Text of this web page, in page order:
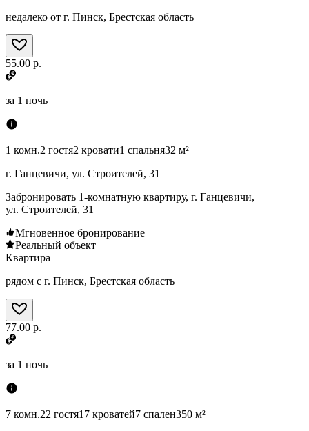
недалеко от г. Пинск, Брестская область
55.00 р.
за 1 ночь
1 комн.2 гостя2 кровати1 спальня32 м²
г. Ганцевичи, ул. Строителей, 31
Забронировать 1-комнатную квартиру, г. Ганцевичи,
ул. Строителей, 31
Мгновенное бронирование
Реальный объект
Квартира
рядом с г. Пинск, Брестская область
77.00 р.
за 1 ночь
7 комн.22 гостя17 кроватей7 спален350 м²